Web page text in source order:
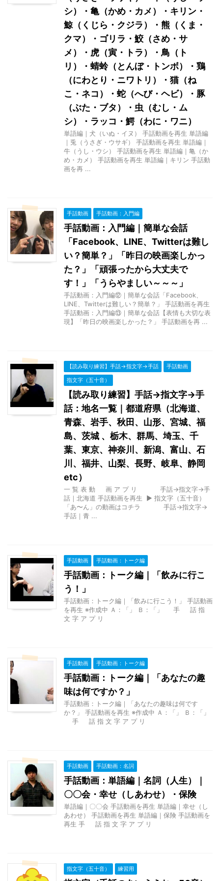
シ）・亀（かめ・カメ）・キリン・
鯨（くじら・クジラ）・熊（くま・
クマ）・ゴリラ・鮫（さめ・サ
メ）・虎（寅・トラ）・鳥（ト
リ）・蜻蛉（とんぼ・トンボ）・鶏
（にわとり・ニワトリ）・猫（ね
こ・ネコ）・蛇（へび・ヘビ）・豚
（ぶた・ブタ）・虫（むし・ム
シ）・ラッコ・鰐（わに・ワニ）
単語編｜犬（いぬ・イヌ） 手話動画を再生 単語編
｜兎（うさぎ・ウサギ） 手話動画を再生 単語編｜
牛（うし・ウシ） 手話動画を再生 単語編｜亀（か
め・カメ） 手話動画を再生 単語編｜キリン 手話動
画を再 ...
手話動画 手話動画：入門編
手話動画：入門編｜簡単な会話
「Facebook、LINE、Twitterは難し
い？簡単？」「昨日の映画楽しかっ
た？」「頑張ったから大丈夫で
す！」「うらやましい～～～」
手話動画：入門編⑫｜簡単な会話「Facebook、
LINE、Twitterは難しい？簡単？」 手話動画を再生
手話動画：入門編⑬｜簡単な会話【表情も大切な表
現】「昨日の映画楽しかった？」 手話動画を再 ...
【読み取り練習】手話→指文字→手話
手話動画
指文字（五十音）
【読み取り練習】手話→指文字→手
話：地名一覧｜都道府県（北海道、
青森、岩手、秋田、山形、宮城、福
島、茨城 、栃木、群馬、埼玉、千
葉、東京、神奈川、新潟、富山、石
川、福井、山梨、長野、岐阜、静岡
etc）
一 覧 表 動 画 ア プ リ 手話→指文字→手
話｜北海道 手話動画を再生 ▶ 指文字（五十音）
「あ〜ん」の動画はコチラ 手話→指文字→
手話｜青 ...
手話動画 手話動画：トーク編
手話動画：トーク編｜「飲みに行こ
う！」
手話動画：トーク編｜「飲みに行こう！」 手話動画
を再生 ※作成中 Ａ：「」 Ｂ：「」 手 話 指
文 字 ア プ リ
手話動画 手話動画：トーク編
手話動画：トーク編｜「あなたの趣
味は何ですか？」
手話動画：トーク編｜「あなたの趣味は何です
か？」 手話動画を再生 ※作成中 Ａ：「」 Ｂ：「」
手 話 指 文 字 ア プ リ
手話動画 手話動画：名詞
手話動画：単語編｜名詞（人生）｜
〇〇会・幸せ（しあわせ）・保険
単語編｜〇〇会 手話動画を再生 単語編｜幸せ（し
あわせ） 手話動画を再生 単語編｜保険 手話動画を
再生 手 話 指 文 字 ア プ リ
指文字（五十音） 練習用